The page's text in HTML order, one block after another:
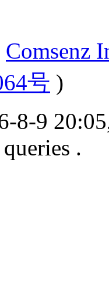
Comsenz
号 )
8-9
.